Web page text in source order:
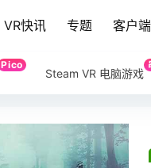
VR快讯 专题 客户
Pico
Steam VR 电脑游戏